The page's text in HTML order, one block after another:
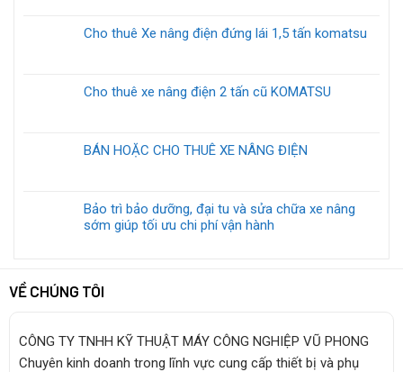
Cho thuê Xe nâng điện đứng lái 1,5 tấn komatsu
Cho thuê xe nâng điện 2 tấn cũ KOMATSU
BÁN HOẶC CHO THUÊ XE NÂNG ĐIỆN
Bảo trì bảo dưỡng, đại tu và sửa chữa xe nâng
sớm giúp tối ưu chi phí vận hành
VỀ CHÚNG TÔI
CÔNG TY TNHH KỸ THUẬT MÁY CÔNG NGHIỆP VŨ PHONG
Chuyên kinh doanh trong lĩnh vực cung cấp thiết bị và phụ